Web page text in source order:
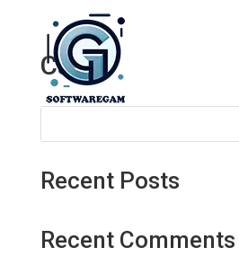
Cart
Recent Posts
Recent Comments